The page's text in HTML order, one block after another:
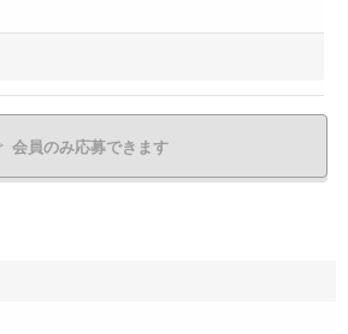
会員のみ応募できます